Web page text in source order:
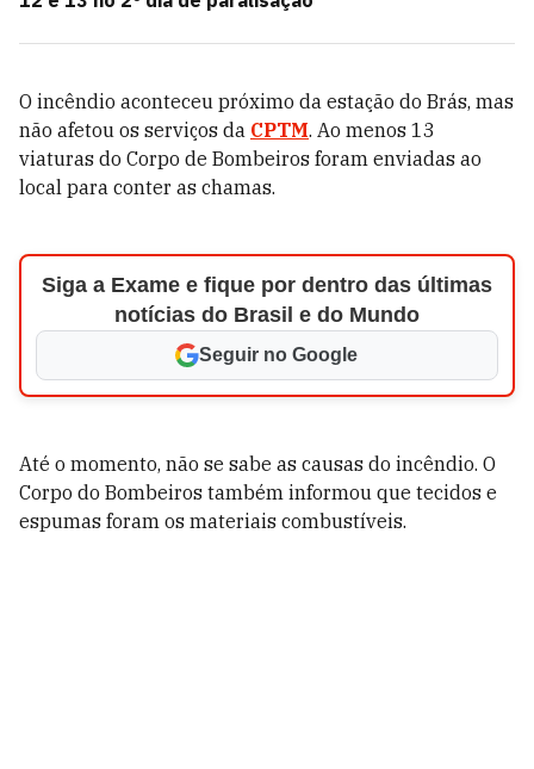
O incêndio aconteceu próximo da estação do Brás, mas
não afetou os serviços da CPTM. Ao menos 13
viaturas do Corpo de Bombeiros foram enviadas ao
local para conter as chamas.
Siga a Exame e fique por dentro das últimas
notícias do Brasil e do Mundo
Seguir no Google
Até o momento, não se sabe as causas do incêndio. O
Corpo do Bombeiros também informou que tecidos e
espumas foram os materiais combustíveis.